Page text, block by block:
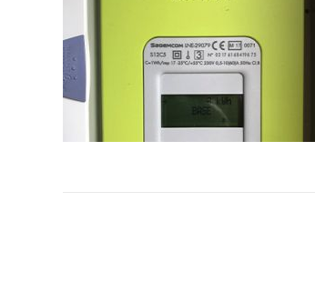
compteurs
«
Linky